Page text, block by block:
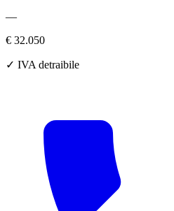
—
€ 32.050
✓ IVA detraibile